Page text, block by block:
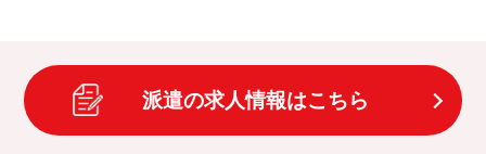
派遣の求人情報はこちら